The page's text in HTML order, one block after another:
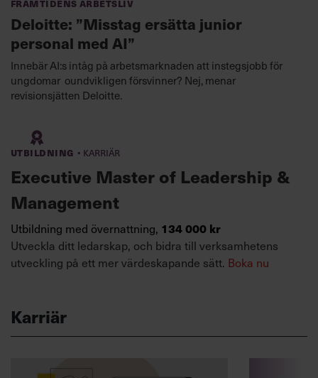
Deloitte: ”Misstag ersätta junior
personal med AI”
Innebär AI:s intåg på arbetsmarknaden att instegsjobb för
ungdomar oundvikligen försvinner? Nej, menar
revisionsjätten Deloitte.
Utbildning · Karriär
Executive Master of Leadership &
Management
Utbildning med övernattning, 134 000 kr
Utveckla ditt ledarskap, och bidra till verksamhetens
utveckling på ett mer värdeskapande sätt. Boka nu
Karriär